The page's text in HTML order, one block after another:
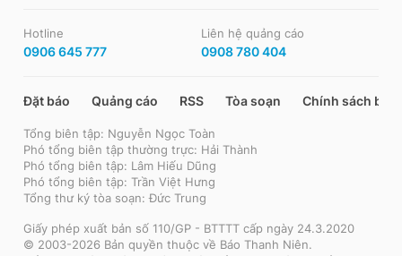
Hotline
0906 645 777
Liên hệ quảng cáo
0908 780 404
Đặt báo Quảng cáo RSS Tòa soạn Chính sách bảo
Tổng biên tập: Nguyễn Ngọc Toàn
Phó tổng biên tập thường trực: Hải Thành
Phó tổng biên tập: Lâm Hiếu Dũng
Phó tổng biên tập: Trần Việt Hưng
Tổng thư ký tòa soạn: Đức Trung
Giấy phép xuất bản số 110/GP - BTTTT cấp ngày 24.3.2020
© 2003-2026 Bản quyền thuộc về Báo Thanh Niên.